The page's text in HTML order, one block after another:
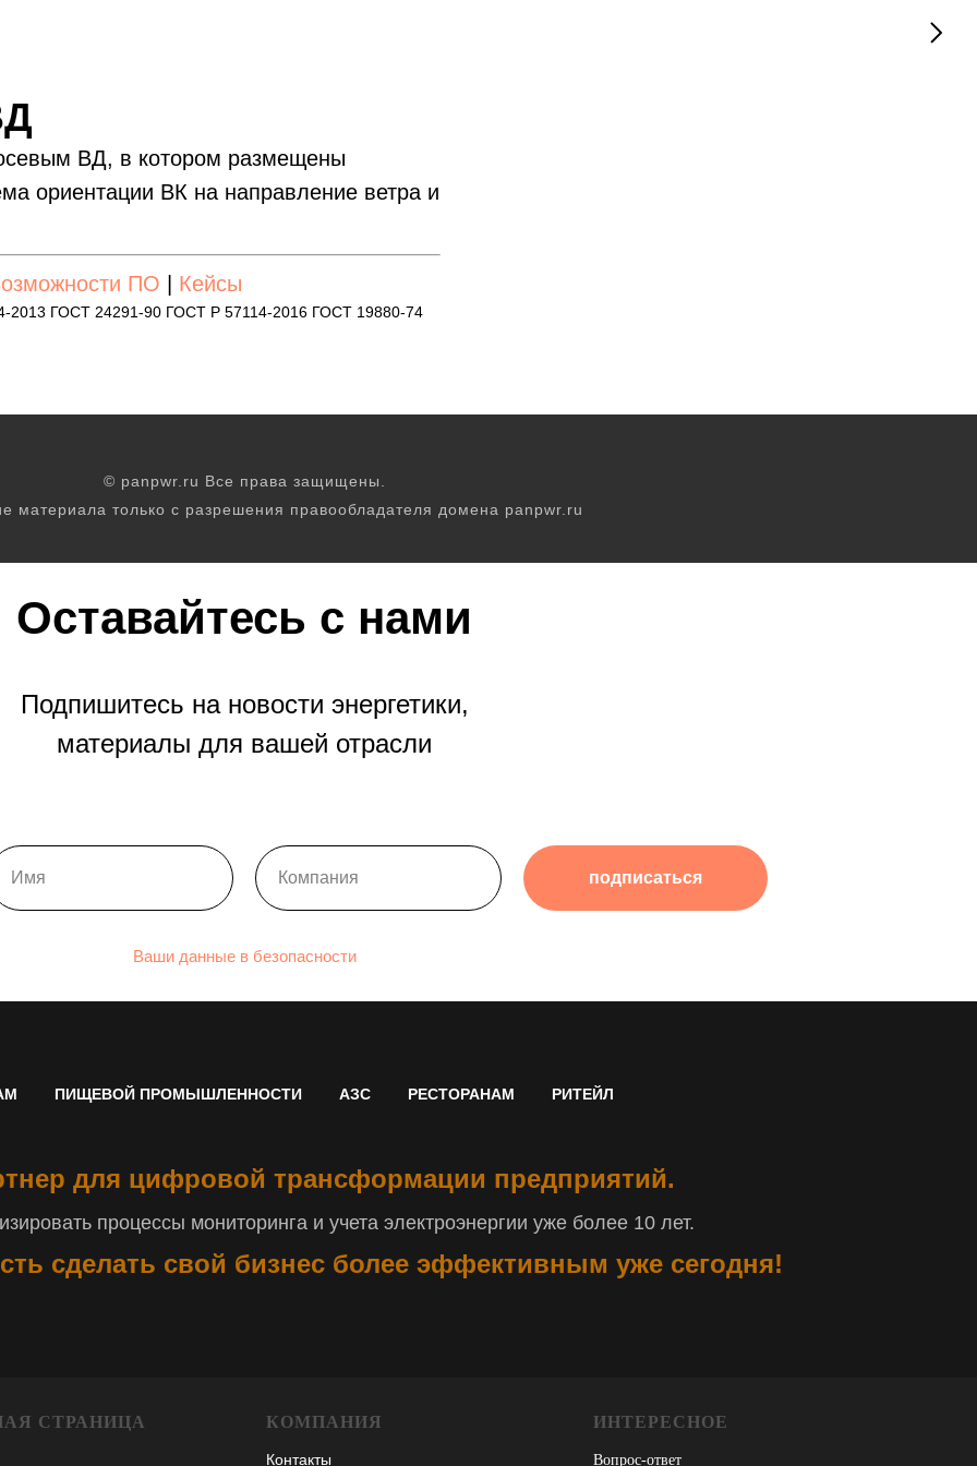
ВД, в котором размещены
ориентации ВК на направление ветра и
ПО Кейсы
2013 ГОСТ 24291-90 ГОСТ Р 57114-2016 ГОСТ 19880-74
© panpwr.ru Все права защищены.
материала только с разрешения правообладателя домена panpwr.ru
Оставайтесь с нами
Подпишитесь на новости энергетики,
материалы для вашей отрасли
подписаться
Ваши данные в безопасности
ПИЩЕВОЙ ПРОМЫШЛЕННОСТИ АЗС РЕСТОРАНАМ РИТЕЙЛ
для цифровой трансформации предприятий.
процессы мониторинга и учета электроэнергии уже более 10 лет.
сделать свой бизнес более эффективным уже сегодня!
СТРАНИЦА КОМПАНИЯ
Контакты
ИНТЕРЕСНОЕ
Вопрос-ответ